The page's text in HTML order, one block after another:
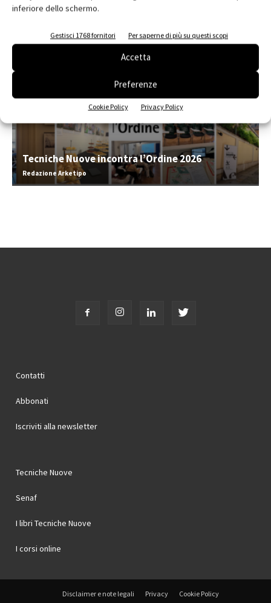
inferiore dello schermo.
Gestisci 1768 fornitori Per saperne di più su questi scopi
Accetta
Preferenze
Cookie Policy Privacy Policy
Tecniche Nuove incontra l’Ordine 2026
Redazione Arketipo
Contatti
Abbonati
Iscriviti alla newsletter
Tecniche Nuove
Senaf
I libri Tecniche Nuove
I corsi online
Disclaimer e note legali Privacy Cookie Policy